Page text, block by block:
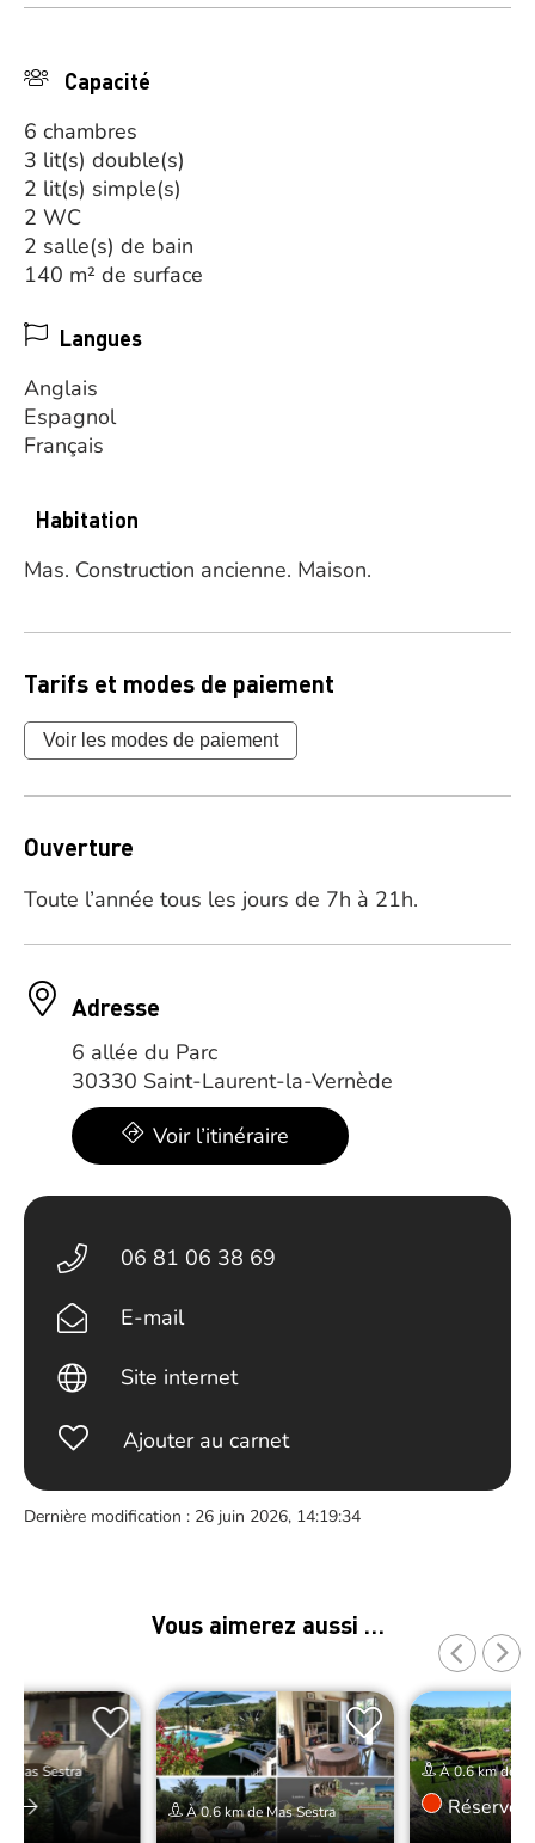
Capacité
6 chambres
3 lit(s) double(s)
2 lit(s) simple(s)
2 WC
2 salle(s) de bain
140 m² de surface
Langues
Anglais
Espagnol
Français
Habitation
Mas. Construction ancienne. Maison.
Tarifs et modes de paiement
Voir les modes de paiement
Ouverture
Toute l’année tous les jours de 7h à 21h.
Adresse
6 allée du Parc
30330 Saint-Laurent-la-Vernède
Voir l’itinéraire
06 81 06 38 69
E-mail
Site internet
Ajouter au carnet
Dernière modification : 26 juin 2026, 14:19:34
Vous aimerez aussi …
Mas Sestra
À 0.6 km de Mas Sestra
À 0.6 km de
Réserver